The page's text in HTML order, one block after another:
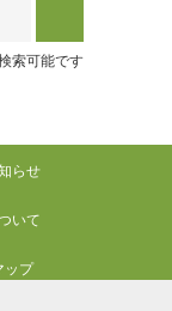
索可能です
らせ
いて
ップ